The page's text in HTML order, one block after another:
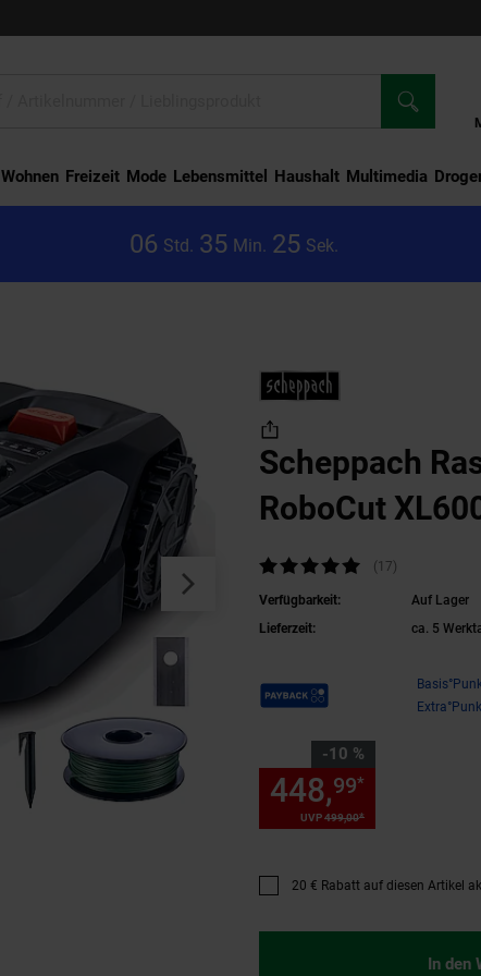
Wohnen Freizeit Mode Lebensmittel Haushalt Multimedia
06 Std. 35 Min. 24 Sek.
Scheppach
RoboCut
Kundenbewertung: 4,82 von 5 Sternen
(17)
Verfügbarkeit:
Auf Lager
Lieferzeit:
ca. 5
Payback Punkte
-10 %
Sie Sparen 10 Prozent,
UVP499,00*
448,99*
Promotion "20 € Rabatt auf
20 € Rabatt auf diesen Artikel
In den